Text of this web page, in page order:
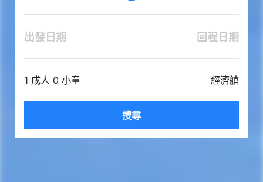
出發日期 回程日期
1 成人 0 小童 經濟艙
搜尋